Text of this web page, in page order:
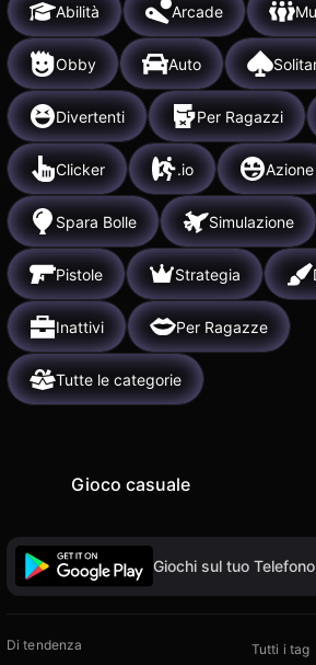
Abilità Arcade
Obby Auto
Divertenti Per Ragazzi
Clicker .io Azione
Spara Bolle Simulazione
Pistole Strategia
Inattivi Per Ragazze
Tutte le categorie
Gioco casuale
Giochi sul tuo
Di tendenza
Tutti i tag